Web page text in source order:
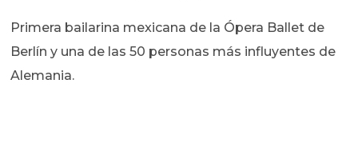
Primera bailarina mexicana de la Ópera Ballet de
Berlín y una de las 50 personas más influyentes de
Alemania.